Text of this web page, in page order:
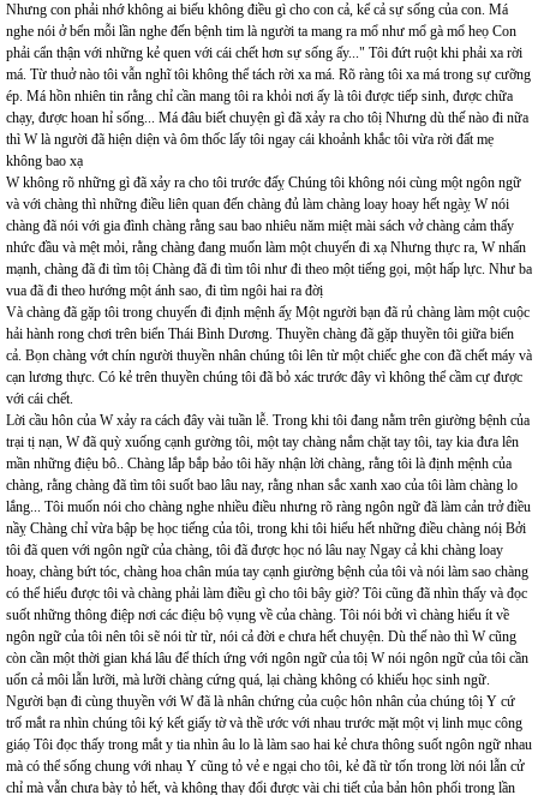
Nhưng con phải nhớ không ai biếu không điều gì cho con cả, kể cả sự sống của con. Má
nghe nói ở bển mỗi lần nghe đến bệnh tim là người ta mang ra mổ như mổ gà mổ heọ Con
phải cẩn thận với những kẻ quen với cái chết hơn sự sống ấy..." Tôi đứt ruột khi phải xa rời
má. Từ thuở nào tôi vẫn nghĩ tôi không thể tách rời xa má. Rõ ràng tôi xa má trong sự cưỡng
ép. Má hồn nhiên tin rằng chỉ cần mang tôi ra khỏi nơi ấy là tôi được tiếp sinh, được chữa
chạy, được hoan hỉ sống... Má đâu biết chuyện gì đã xảy ra cho tôị Nhưng dù thế nào đi nữa
thì W là người đã hiện diện và ôm thốc lấy tôi ngay cái khoảnh khắc tôi vừa rời đất mẹ
không bao xạ
W không rõ những gì đã xảy ra cho tôi trước đấỵ Chúng tôi không nói cùng một ngôn ngữ
và với chàng thì những điều liên quan đến chàng đủ làm chàng loay hoay hết ngàỵ W nói
chàng đã nói với gia đình chàng rằng sau bao nhiêu năm miệt mài sách vở chàng cảm thấy
nhức đầu và mệt mỏi, rằng chàng đang muốn làm một chuyến đi xạ Nhưng thực ra, W nhấn
mạnh, chàng đã đi tìm tôị Chàng đã đi tìm tôi như đi theo một tiếng gọi, một hấp lực. Như ba
vua đã đi theo hướng một ánh sao, đi tìm ngôi hai ra đờị
Và chàng đã gặp tôi trong chuyến đi định mệnh ấỵ Một người bạn đã rủ chàng làm một cuộc
hải hành rong chơi trên biển Thái Bình Dương. Thuyền chàng đã gặp thuyền tôi giữa biển
cả. Bọn chàng vớt chín người thuyền nhân chúng tôi lên từ một chiếc ghe con đã chết máy và
cạn lương thực. Có kẻ trên thuyền chúng tôi đã bỏ xác trước đây vì không thể cầm cự được
với cái chết.
Lời cầu hôn của W xảy ra cách đây vài tuần lễ. Trong khi tôi đang nằm trên giường bệnh của
trại tị nạn, W đã quỳ xuống cạnh gường tôi, một tay chàng nắm chặt tay tôi, tay kia đưa lên
mần những điệu bô.. Chàng lắp bắp bảo tôi hãy nhận lời chàng, rằng tôi là định mệnh của
chàng, rằng chàng đã tìm tôi suốt bao lâu nay, rằng nhan sắc xanh xao của tôi làm chàng lo
lắng... Tôi muốn nói cho chàng nghe nhiều điều nhưng rõ ràng ngôn ngữ đã làm cản trở điều
nầỵ Chàng chỉ vừa bập bẹ học tiếng của tôi, trong khi tôi hiểu hết những điều chàng nóị Bởi
tôi đã quen với ngôn ngữ của chàng, tôi đã được học nó lâu naỵ Ngay cả khi chàng loay
hoay, chàng bứt tóc, chàng hoa chân múa tay cạnh giường bệnh của tôi và nói làm sao chàng
có thể hiểu được tôi và chàng phải làm điều gì cho tôi bây giờ? Tôi cũng đã nhìn thấy và đọc
suốt những thông điệp nơi các điệu bộ vụng về của chàng. Tôi nói bởi vì chàng hiểu ít về
ngôn ngữ của tôi nên tôi sẽ nói từ từ, nói cả đời e chưa hết chuyện. Dù thế nào thì W cũng
còn cần một thời gian khá lâu để thích ứng với ngôn ngữ của tôị W nói ngôn ngữ của tôi cần
uốn cả môi lẫn lưỡi, mà lưỡi chàng cứng quá, lại chàng không có khiếu học sinh ngữ.
Người bạn đi cùng thuyền với W đã là nhân chứng của cuộc hôn nhân của chúng tôị Y cứ
trố mắt ra nhìn chúng tôi ký kết giấy tờ và thề ước với nhau trước mặt một vị linh mục công
giáọ Tôi đọc thấy trong mắt y tia nhìn âu lo là làm sao hai kẻ chưa thông suốt ngôn ngữ nhau
mà có thể sống chung với nhaụ Y cũng tỏ vẻ e ngại cho tôi, kẻ đã từ tốn trong lời nói lẫn cử
chỉ mà vẫn chưa bày tỏ hết, và không thay đổi được vài chi tiết của bản hôn phối trong lần